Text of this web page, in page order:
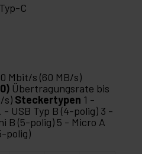
C
Mbit/s (60 MB/s)
Übertragungsrate bis
s) Steckertypen 1 -
- USB Typ B (4-polig) 3 -
B (5-polig) 5 - Micro A
polig)